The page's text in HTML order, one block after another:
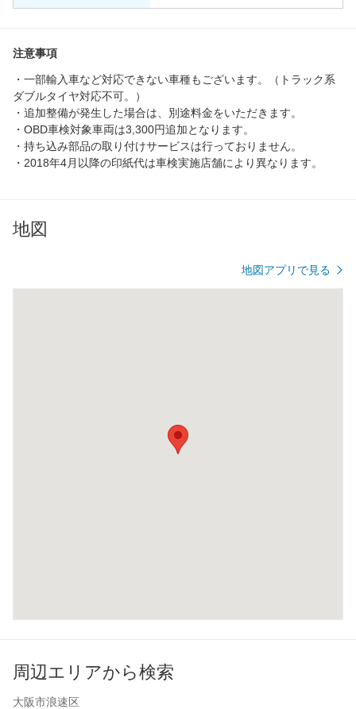
注意事項
・一部輸入車など対応できない車種もございます。（トラック系
ダブルタイヤ対応不可。）
・追加整備が発生した場合は、別途料金をいただきます。
・OBD車検対象車両は3,300円追加となります。
・持ち込み部品の取り付けサービスは行っておりません。
・2018年4月以降の印紙代は車検実施店舗により異なります。
地図
地図アプリで見る
周辺エリアから検索
大阪市浪速区